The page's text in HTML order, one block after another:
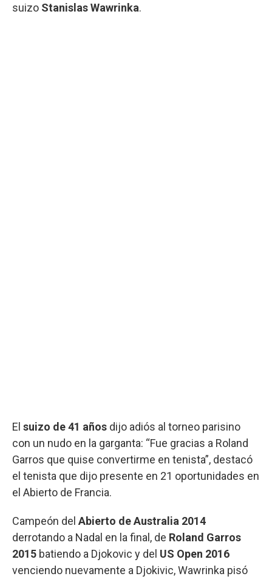
suizo Stanislas Wawrinka.
El suizo de 41 años dijo adiós al torneo parisino
con un nudo en la garganta: “Fue gracias a Roland
Garros que quise convertirme en tenista”, destacó
el tenista que dijo presente en 21 oportunidades en
el Abierto de Francia.
Campeón del Abierto de Australia 2014
derrotando a Nadal en la final, de Roland Garros
2015 batiendo a Djokovic y del US Open 2016
venciendo nuevamente a Djokivic, Wawrinka pisó